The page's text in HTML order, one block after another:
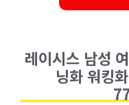
레이시스 남성
닝화 워킹